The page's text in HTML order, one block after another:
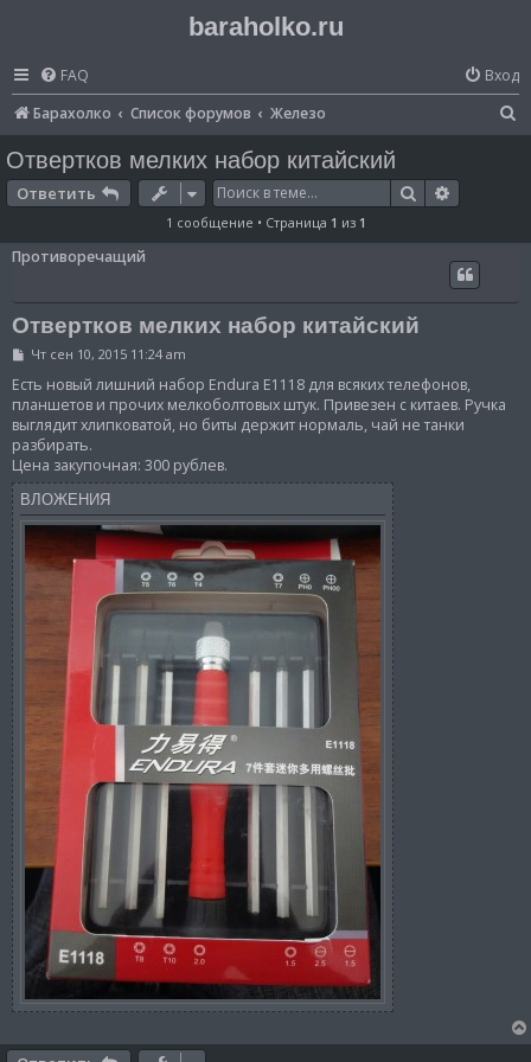
baraholko.ru
FAQ
Вход
Барахолко
Список форумов Железо
Отвертков мелких набор китайский
Ответить Поиск
1 сообщение • Страница 1 из 1
Противоречащий
Отвертков мелких набор китайский
С
о
б
щ
е
н
и
е
Чт сен 10, 2015 11:24 am
Есть новый лишний набор Endura E1118 для всяких телефонов,
планшетов и прочих мелкоболтовых штук. Привезен с китаев. Ручка
выглядит хлипковатой, но биты держит нормаль, чай не танки
разбирать.
Цена закупочная: 300 рублев.
ВЛОЖЕНИЯ